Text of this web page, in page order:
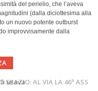
del perielio, che l’aveva
(dalla diciottesima alla
un nuovo potente outburst
improvvisamente dalla
FIRENZE CAPITALE MONDIALE DELLO SPAZIO: AL VIA LA 46ª ASSEMBLEA SCIENTIFICA DEL COSPAR
2026